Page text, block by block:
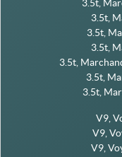
3.5t,
3.5t,
3.5t,
3.5t,
3.5t,
3.5t,
3.5t,
V9,
V9,
V9,